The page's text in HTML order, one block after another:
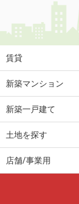
賃貸
新築マンション
新築一戸建て
土地を探す
店舗/事業用